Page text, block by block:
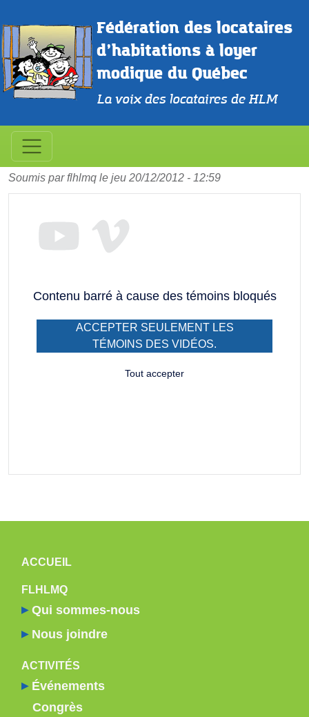
Fédération des locataires
d’habitations à loyer
modique du Québec
La voix des locataires de HLM
au CA des offices d'habitation
Soumis parflhlmq le jeu 20/12/2012 - 12:59
Contenu barré à cause des témoins bloqués
ACCEPTER SEULEMENT LES
TÉMOINS DES VIDÉOS.
Tout accepter
NAVIGATION PRINCIPALE
ACCUEIL
FLHLMQ
Qui sommes-nous
Nous joindre
ACTIVITÉS
Événements
Congrès